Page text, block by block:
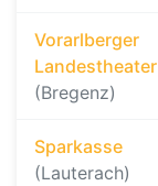
Vorarlberger
Landestheater
(Bregenz)
Sparkasse
(Lauterach)